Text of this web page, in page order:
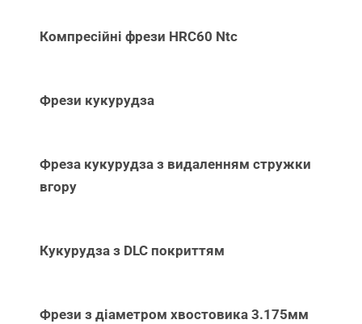
Компресійні фрези HRC60 Ntc
Фрези кукурудза
Фреза кукурудза з видаленням стружки
вгору
Кукурудза з DLC покриттям
Фрези з діаметром хвостовика 3.175мм